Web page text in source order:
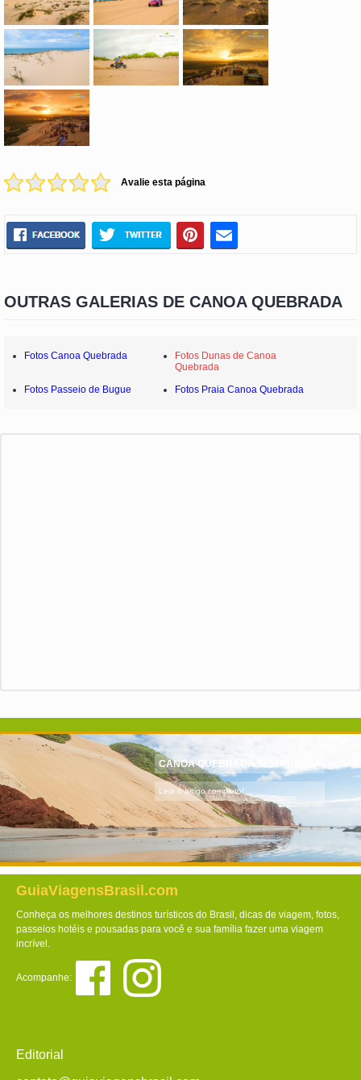
Avalie esta página
OUTRAS GALERIAS DE CANOA QUEBRADA
Fotos Canoa Quebrada
Fotos Dunas de Canoa
Quebrada
Fotos Passeio de Bugue
Fotos Praia Canoa Quebrada
CANOA QUEBRADA SEM PRESSA
Leia o artigo completo!
GuiaViagensBrasil.com
Conheça os melhores destinos turísticos do Brasil, dicas de viagem, fotos,
passeios hotéis e pousadas para você e sua família fazer uma viagem
incrível.
Acompanhe:
Editorial